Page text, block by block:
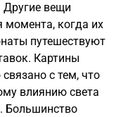
Другие вещи
момента, когда их
путешествуют
Картины
с тем, что
влиянию света
Большинство